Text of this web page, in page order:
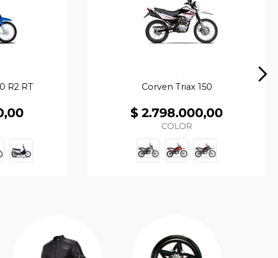
R2 RT
,00
Corven Triax 150
$ 2.798.000,00
COLOR